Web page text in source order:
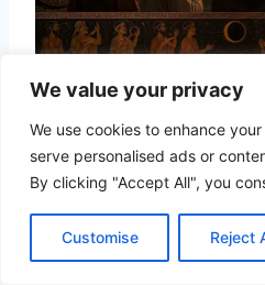
We value your privacy
We use cookies to enhance
serve personalised ads or
By clicking "Accept All", you
Customise Reject
eclipses en el